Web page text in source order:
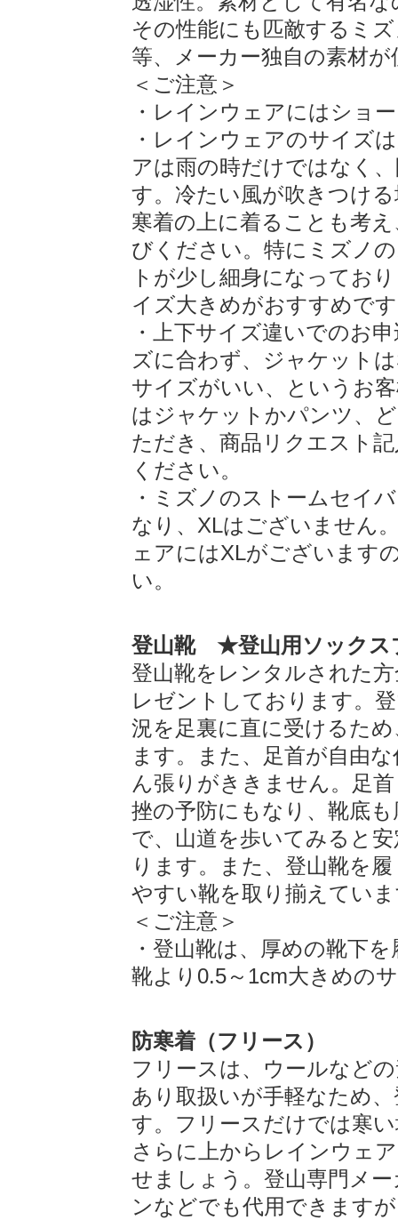
その性能にも匹敵するミ
等、メーカー独自の素材
＜ご注意＞
・レインウェアにはショ
・レインウェアのサイズ
アは雨の時だけではなく
す。冷たい風が吹きつけ
寒着の上に着ることも考
びください。特にミズノ
トが少し細身になってお
イズ大きめがおすすめで
・上下サイズ違いでのお
ズに合わず、ジャケット
サイズがいい、というお
はジャケットかパンツ、
ただき、商品リクエスト
ください。
・ミズノのストームセイ
なり、XLはございません
ェアにはXLがございます
い。
登山靴 ★登山用ソックス
登山靴をレンタルされた
レゼントしております。
況を足裏に直に受けるた
ます。また、足首が自由
ん張りがききません。足
挫の予防にもなり、靴底
で、山道を歩いてみると
ります。また、登山靴を
やすい靴を取り揃えてい
＜ご注意＞
・登山靴は、厚めの靴下
靴より0.5～1cm大きめの
防寒着（フリース）
フリースは、ウールなど
あり取扱いが手軽なため
す。フリースだけでは寒
さらに上からレインウェ
せましょう。登山専門メ
ンなどでも代用できます